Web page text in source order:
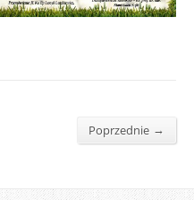
Poprzednie →